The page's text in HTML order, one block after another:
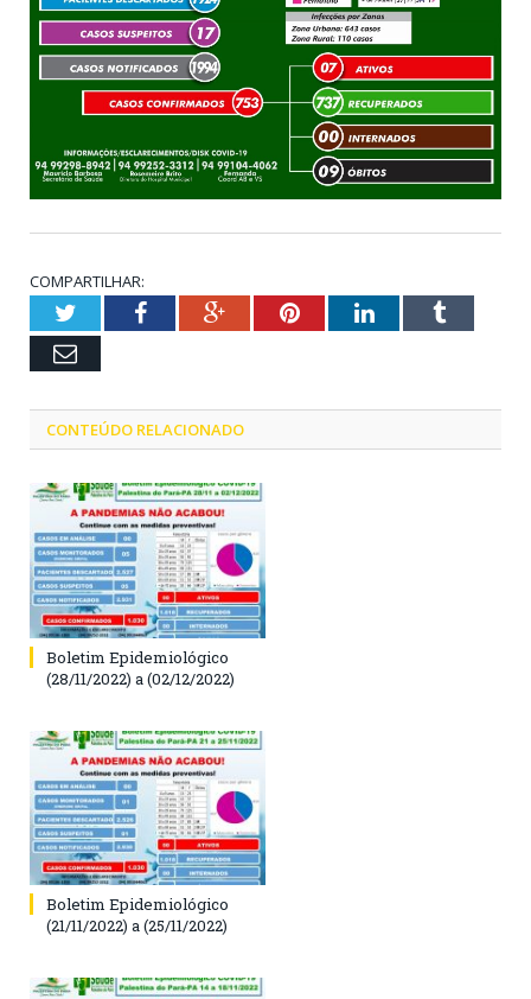
COMPARTILHAR:
TwitterFacebookGoogle+PinterestLinkedInTumblr
Email
CONTEÚDO RELACIONADO
Boletim Epidemiológico
(28/11/2022) a (02/12/2022)
Boletim Epidemiológico
(21/11/2022) a (25/11/2022)